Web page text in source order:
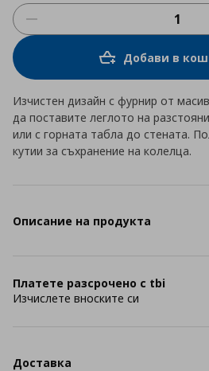
Добави в
Изчистен дизайн с фурнир от
да поставите леглото на
или с горната табла до стената.
кутии за съхранение на колелца.
Описание на продукта
Платете разсрочено с tbi
Изчислете вноските си
Доставка